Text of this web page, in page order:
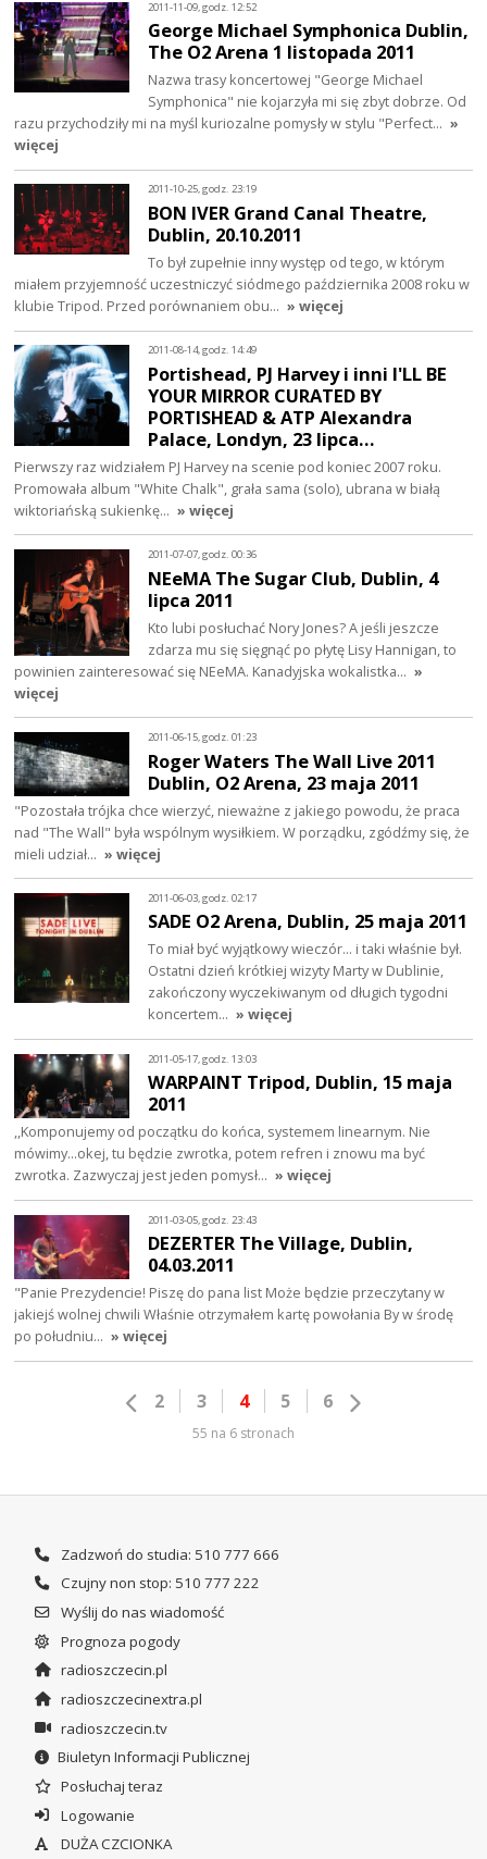
2011-11-09, godz. 12:52
George Michael Symphonica Dublin,
The O2 Arena 1 listopada 2011
Nazwa trasy koncertowej "George Michael
Symphonica" nie kojarzyła mi się zbyt dobrze. Od
razu przychodziły mi na myśl kuriozalne pomysły w stylu "Perfect… »
więcej
2011-10-25, godz. 23:19
BON IVER Grand Canal Theatre,
Dublin, 20.10.2011
To był zupełnie inny występ od tego, w którym
miałem przyjemność uczestniczyć siódmego października 2008 roku w
klubie Tripod. Przed porównaniem obu… » więcej
2011-08-14, godz. 14:49
Portishead, PJ Harvey i inni I'LL BE
YOUR MIRROR CURATED BY
PORTISHEAD & ATP Alexandra
Palace, Londyn, 23 lipca…
Pierwszy raz widziałem PJ Harvey na scenie pod koniec 2007 roku.
Promowała album "White Chalk", grała sama (solo), ubrana w białą
wiktoriańską sukienkę… » więcej
2011-07-07, godz. 00:36
NEeMA The Sugar Club, Dublin, 4
lipca 2011
Kto lubi posłuchać Nory Jones? A jeśli jeszcze
zdarza mu się sięgnąć po płytę Lisy Hannigan, to
powinien zainteresować się NEeMA. Kanadyjska wokalistka… »
więcej
2011-06-15, godz. 01:23
Roger Waters The Wall Live 2011
Dublin, O2 Arena, 23 maja 2011
"Pozostała trójka chce wierzyć, nieważne z jakiego powodu, że praca
nad "The Wall" była wspólnym wysiłkiem. W porządku, zgódźmy się, że
mieli udział… » więcej
2011-06-03, godz. 02:17
SADE O2 Arena, Dublin, 25 maja 2011
To miał być wyjątkowy wieczór... i taki właśnie był.
Ostatni dzień krótkiej wizyty Marty w Dublinie,
zakończony wyczekiwanym od długich tygodni
koncertem… » więcej
2011-05-17, godz. 13:03
WARPAINT Tripod, Dublin, 15 maja
2011
,,Komponujemy od początku do końca, systemem linearnym. Nie
mówimy...okej, tu będzie zwrotka, potem refren i znowu ma być
zwrotka. Zazwyczaj jest jeden pomysł… » więcej
2011-03-05, godz. 23:43
DEZERTER The Village, Dublin,
04.03.2011
"Panie Prezydencie! Piszę do pana list Może będzie przeczytany w
jakiejś wolnej chwili Właśnie otrzymałem kartę powołania By w środę
po południu… » więcej
2 3 4 5 6
55 na 6 stronach
Zadzwoń do studia: 510 777 666
Czujny non stop: 510 777 222
Wyślij do nas wiadomość
Prognoza pogody
radioszczecin.pl
radioszczecinextra.pl
radioszczecin.tv
Biuletyn Informacji Publicznej
Posłuchaj teraz
Logowanie
DUŻA CZCIONKA